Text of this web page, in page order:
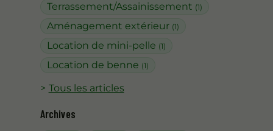
Terrassement/Assainissement (1)
Aménagement extérieur (1)
Location de mini-pelle (1)
Location de benne (1)
Tous les articles
Archives